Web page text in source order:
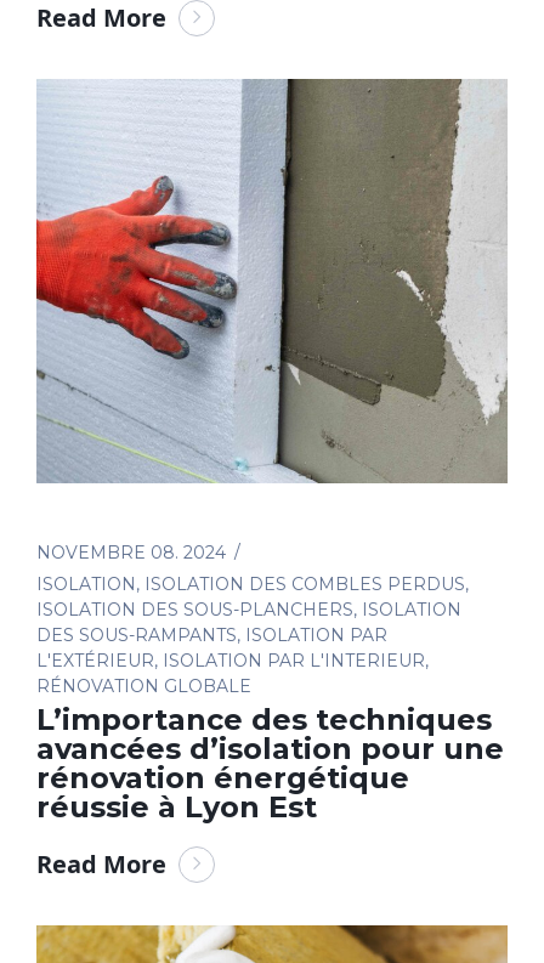
Read More
NOVEMBRE 08. 2024
ISOLATION, ISOLATION DES COMBLES PERDUS,
ISOLATION DES SOUS-PLANCHERS, ISOLATION
DES SOUS-RAMPANTS, ISOLATION PAR
L'EXTÉRIEUR, ISOLATION PAR L'INTERIEUR,
RÉNOVATION GLOBALE
L’importance des techniques
avancées d’isolation pour une
rénovation énergétique
réussie à Lyon Est
Read More